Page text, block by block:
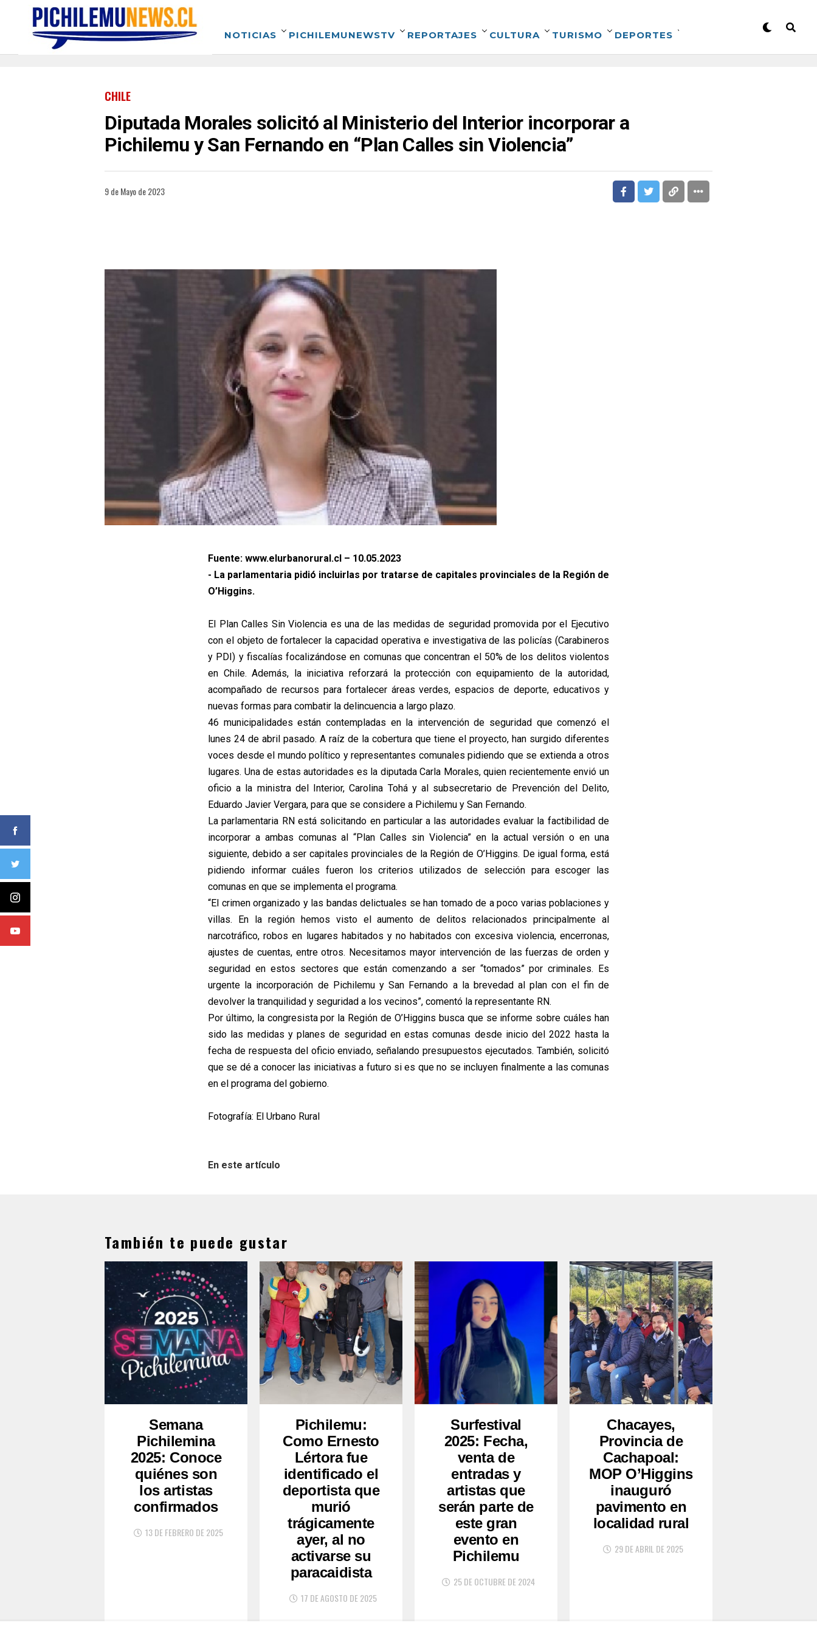
NOTICIAS PICHILEMUNEWSTV REPORTAJES CULTURA TURISMO DEPORTES
CHILE
Diputada Morales solicitó al Ministerio del Interior incorporar a
Pichilemu y San Fernando en “Plan Calles sin Violencia”
9 de Mayo de 2023
Fuente: www.elurbanorural.cl – 10.05.2023
- La parlamentaria pidió incluirlas por tratarse de capitales provinciales de la Región de
O’Higgins.
El Plan Calles Sin Violencia es una de las medidas de seguridad promovida por el Ejecutivo
con el objeto de fortalecer la capacidad operativa e investigativa de las policías (Carabineros
y PDI) y fiscalías focalizándose en comunas que concentran el 50% de los delitos violentos
en Chile. Además, la iniciativa reforzará la protección con equipamiento de la autoridad,
acompañado de recursos para fortalecer áreas verdes, espacios de deporte, educativos y
nuevas formas para combatir la delincuencia a largo plazo.
46 municipalidades están contempladas en la intervención de seguridad que comenzó el
lunes 24 de abril pasado. A raíz de la cobertura que tiene el proyecto, han surgido diferentes
voces desde el mundo político y representantes comunales pidiendo que se extienda a otros
lugares. Una de estas autoridades es la diputada Carla Morales, quien recientemente envió un
oficio a la ministra del Interior, Carolina Tohá y al subsecretario de Prevención del Delito,
Eduardo Javier Vergara, para que se considere a Pichilemu y San Fernando.
La parlamentaria RN está solicitando en particular a las autoridades evaluar la factibilidad de
incorporar a ambas comunas al “Plan Calles sin Violencia” en la actual versión o en una
siguiente, debido a ser capitales provinciales de la Región de O’Higgins. De igual forma, está
pidiendo informar cuáles fueron los criterios utilizados de selección para escoger las
comunas en que se implementa el programa.
“El crimen organizado y las bandas delictuales se han tomado de a poco varias poblaciones y
villas. En la región hemos visto el aumento de delitos relacionados principalmente al
narcotráfico, robos en lugares habitados y no habitados con excesiva violencia, encerronas,
ajustes de cuentas, entre otros. Necesitamos mayor intervención de las fuerzas de orden y
seguridad en estos sectores que están comenzando a ser “tomados” por criminales. Es
urgente la incorporación de Pichilemu y San Fernando a la brevedad al plan con el fin de
devolver la tranquilidad y seguridad a los vecinos”, comentó la representante RN.
Por último, la congresista por la Región de O’Higgins busca que se informe sobre cuáles han
sido las medidas y planes de seguridad en estas comunas desde inicio del 2022 hasta la
fecha de respuesta del oficio enviado, señalando presupuestos ejecutados. También, solicitó
que se dé a conocer las iniciativas a futuro si es que no se incluyen finalmente a las comunas
en el programa del gobierno.
Fotografía: El Urbano Rural
En este artículo
También te puede gustar
Semana
Pichilemina
2025: Conoce
quiénes son
los artistas
confirmados
13 DE FEBRERO DE 2025
Pichilemu:
Como Ernesto
Lértora fue
identificado el
deportista que
murió
trágicamente
ayer, al no
activarse su
paracaidista
17 DE AGOSTO DE 2025
Surfestival
2025: Fecha,
venta de
entradas y
artistas que
serán parte de
este gran
evento en
Pichilemu
25 DE OCTUBRE DE 2024
Chacayes,
Provincia de
Cachapoal:
MOP O’Higgins
inauguró
pavimento en
localidad rural
29 DE ABRIL DE 2025